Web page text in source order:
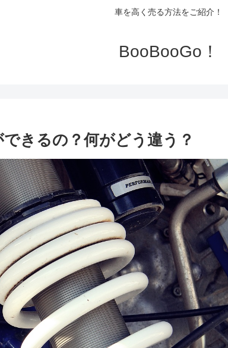
車を高く売る方法をご紹介！
BooBooGo！
きるの？何がどう違う？